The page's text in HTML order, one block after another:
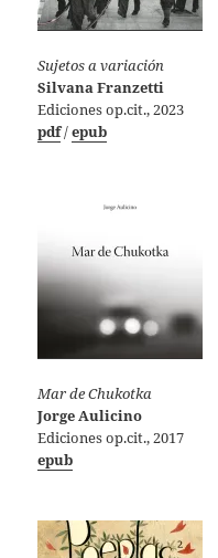
Sujetos a variación
Silvana Franzetti
Ediciones op.cit., 2023
pdf/epub
Mar de Chukotka
Jorge Aulicino
Ediciones op.cit., 2017
epub